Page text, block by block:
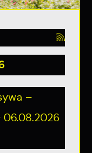
–
06.08.2026